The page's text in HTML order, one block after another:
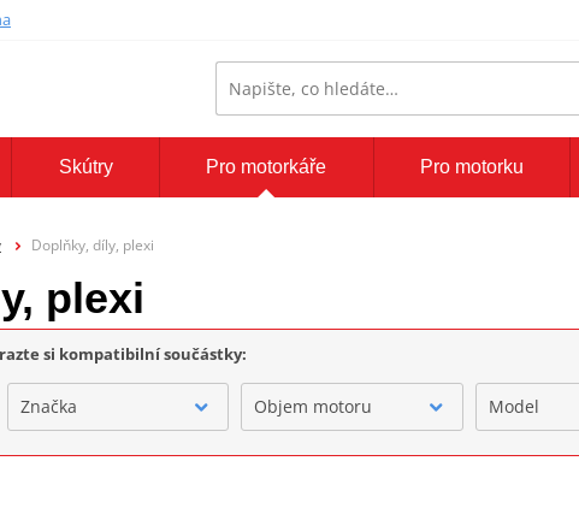
Skútry Pro motorkáře Pro motorku
Doplňky, díly, plexi
plexi
si kompatibilní součástky:
Značka Objem motoru Model